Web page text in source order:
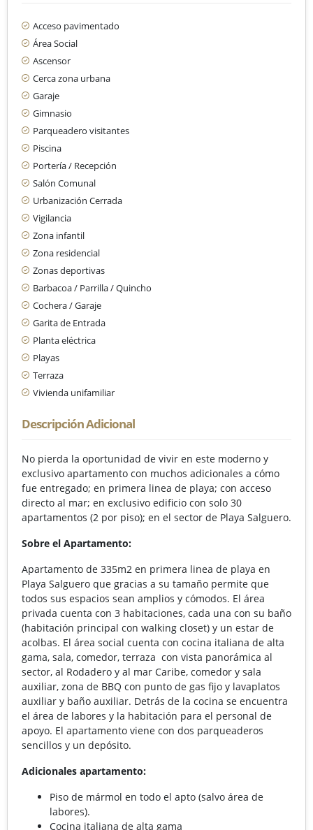
Acceso pavimentado
Área Social
Ascensor
Cerca zona urbana
Garaje
Gimnasio
Parqueadero visitantes
Piscina
Portería / Recepción
Salón Comunal
Urbanización Cerrada
Vigilancia
Zona infantil
Zona residencial
Zonas deportivas
Barbacoa / Parrilla / Quincho
Cochera / Garaje
Garita de Entrada
Planta eléctrica
Playas
Terraza
Vivienda unifamiliar
Descripción Adicional
No pierda la oportunidad de vivir en este moderno y
exclusivo apartamento con muchos adicionales a cómo
fue entregado; en primera linea de playa; con acceso
directo al mar; en exclusivo edificio con solo 30
apartamentos (2 por piso); en el sector de Playa Salguero.
Sobre el Apartamento:
Apartamento de 335m2 en primera linea de playa en
Playa Salguero que gracias a su tamaño permite que
todos sus espacios sean amplios y cómodos. El área
privada cuenta con 3 habitaciones, cada una con su baño
(habitación principal con walking closet) y un estar de
acolbas. El área social cuenta con cocina italiana de alta
gama, sala, comedor, terraza con vista panorámica al
sector, al Rodadero y al mar Caribe, comedor y sala
auxiliar, zona de BBQ con punto de gas fijo y lavaplatos
auxiliar y baño auxiliar. Detrás de la cocina se encuentra
el área de labores y la habitación para el personal de
apoyo. El apartamento viene con dos parqueaderos
sencillos y un depósito.
Adicionales apartamento:
Piso de mármol en todo el apto (salvo área de
labores).
Cocina italiana de alta gama